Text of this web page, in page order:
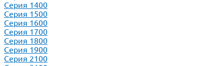
Серия 1400
Серия 1500
Серия 1600
Серия 1700
Серия 1800
Серия 1900
Серия 2100